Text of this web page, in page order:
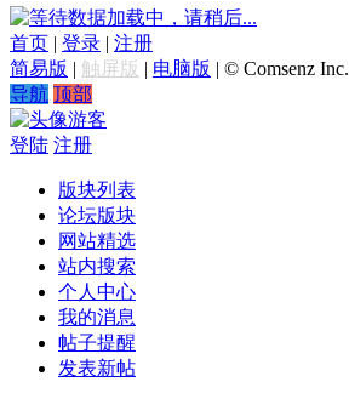
数据加载中，请稍后...
首页 | 登录 | 注册
简易版 | 触屏版 | 电脑版 | © Comsenz Inc.
导航 顶部
游客
登陆 注册
版块列表
论坛版块
网站精选
站内搜索
个人中心
我的消息
帖子提醒
发表新帖